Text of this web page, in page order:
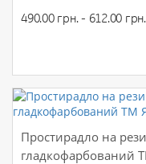
490.00 грн. - 612.00 грн.
Простирадло на
гладкофарбований